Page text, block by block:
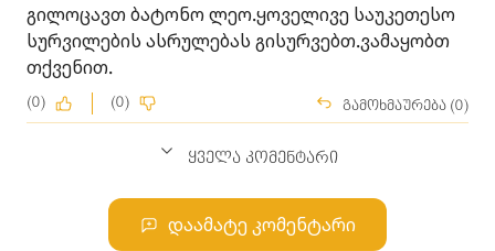
გილოცავთ ბატონო ლეო.ყოველივე საუკეთესო
სურვილების ასრულებას გისურვებთ.ვამაყობთ
თქვენით.
(0) (0) გამოხმაურება (0)
ყველა კომენტარი
დაამატე კომენტარი